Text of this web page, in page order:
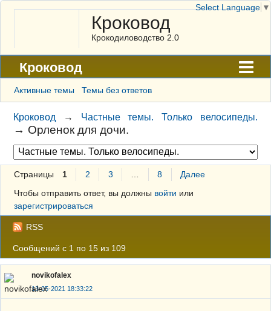
Кроковод
Крокодиловодство 2.0
Кроковод
Форум
Архив
ГАЛЕРЕЯ
Правила
Поиск
Регистрация
Вход
Активные темы Темы без ответов
Кроковод → Частные темы. Только велосипеды.
→ Орленок для дочи.
Страницы 1 2 3 8
Далее
Чтобы отправить ответ, вы должны войти или
зарегистрироваться
RSS
Сообщений с 1 по 15 из 109
novikofalex
13-05-2021 18:33:22
Select Language ▼